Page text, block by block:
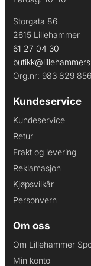
Storgata 86
2615 Lillehammer
61 27 04 30
Org.nr: 983 829 856
Kundeservice
Kundeservice
Retur
Frakt og levering
Reklamasjon
Kjøpsvilkår
Personvern
Om oss
Om Lillehammer
Min konto